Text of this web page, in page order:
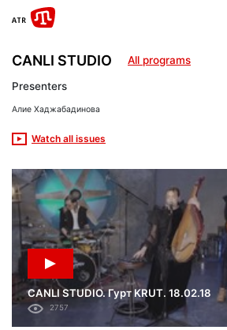
CANLI STUDIO All programs
CANLI STUDIO. Гурт KRUT. 18.02.18
2757
Presenters
Алие Хаджабадинова
Watch all issues